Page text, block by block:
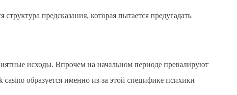
предсказания, которая пытается предугадать
исходы. Впрочем на начальном периоде превалируют
образуется именно из-за этой специфике психики